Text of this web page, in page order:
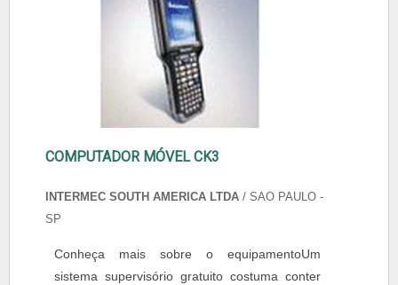
COMPUTADOR MÓVEL CK3
INTERMEC SOUTH AMERICA LTDA / SAO PAULO -
SP
Conheça mais sobre o equipamentoUm
sistema supervisório gratuito costuma conter